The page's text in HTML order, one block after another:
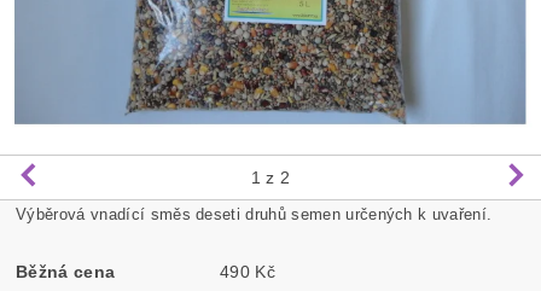
1 z 2
Výběrová vnadící směs deseti druhů semen určených k uvaření.
Běžná cena 490 Kč